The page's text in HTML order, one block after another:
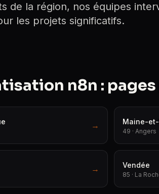
de la région, nos équipes
les projets significatifs.
n8n :
→ Maine-
49 · Angers
→ Vendée
85 · La